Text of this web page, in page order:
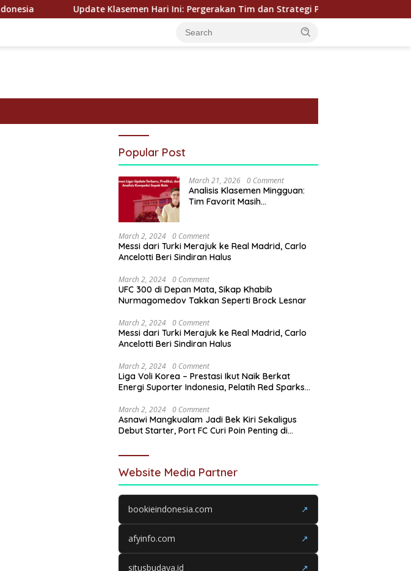
Update Klasemen Hari Ini: Pergerakan Tim dan Strategi Poin Terbaru
Popular Post
March 21, 2026 0 Comment
Analisis Klasemen Mingguan:
Tim Favorit Masih
March 2, 2024 0 Comment
Messi dari Turki Merajuk ke Real Madrid, Carlo
Ancelotti Beri Sindiran Halus
March 2, 2024 0 Comment
UFC 300 di Depan Mata, Sikap Khabib
Nurmagomedov Takkan Seperti Brock Lesnar
March 2, 2024 0 Comment
Messi dari Turki Merajuk ke Real Madrid, Carlo
Ancelotti Beri Sindiran Halus
March 2, 2024 0 Comment
Liga Voli Korea – Prestasi Ikut Naik Berkat
Energi Suporter Indonesia, Pelatih Red Sparks
March 2, 2024 0 Comment
Asnawi Mangkualam Jadi Bek Kiri Sekaligus
Debut Starter, Port FC Curi Poin Penting di
Website Media Partner
bookieindonesia.com ↗
afyinfo.com ↗
situsbudaya.id ↗